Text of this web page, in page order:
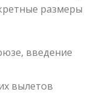
размеры
введение
вылетов